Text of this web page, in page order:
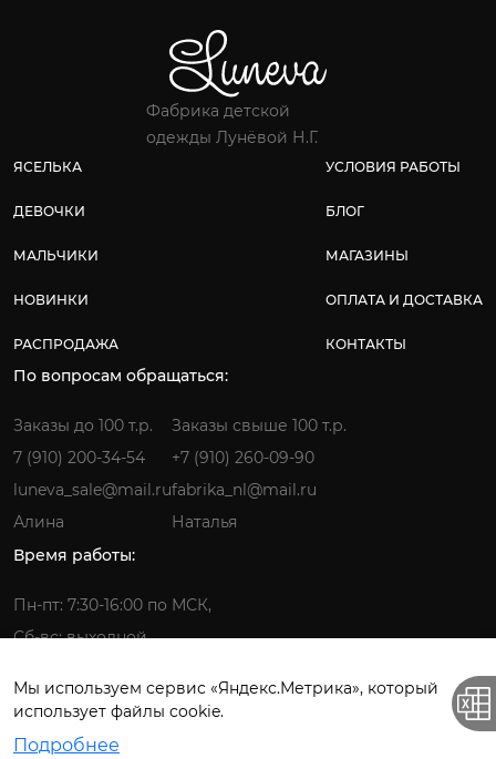
Фабрика детской
одежды Лунёвой Н.Г.
ЯСЕЛЬКА
ДЕВОЧКИ
МАЛЬЧИКИ
НОВИНКИ
РАСПРОДАЖА
УСЛОВИЯ РАБОТЫ
БЛОГ
МАГАЗИНЫ
ОПЛАТА И ДОСТАВКА
КОНТАКТЫ
По вопросам обращаться:
Заказы до 100 т.р.
7 (910) 200-34-54
luneva_sale@mail.ru
Алина
Заказы свыше 100 т.р.
+7 (910) 260-09-90
fabrika_nl@mail.ru
Наталья
Время работы:
Пн-пт: 7:30-16:00 по МСК,
Сб-вс: выходной
Фабрика детской одежды © 2026.
Мы используем сервис «Яндекс.Метрика», который
использует файлы cookie.
Подробнее